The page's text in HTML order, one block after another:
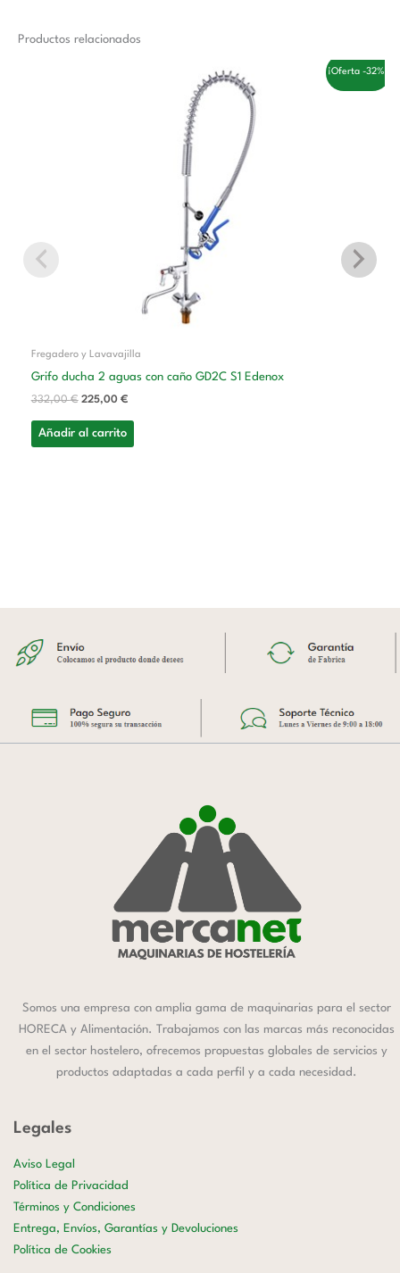
Productos relacionados
¡Oferta -32%!
Fregadero y Lavavajilla
Grifo ducha 2 aguas con caño GD2C S1 Edenox
332,00€ 225,00 €
Añadir al carrito
Somos una empresa con amplia gama de maquinarias para el sector
HORECA y Alimentación. Trabajamos con las marcas más reconocidas
en el sector hostelero, ofrecemos propuestas globales de servicios y
productos adaptadas a cada perfil y a cada necesidad.
Legales
Aviso Legal
Política de Privacidad
Términos y Condiciones
Entrega, Envíos, Garantías y Devoluciones
Política de Cookies